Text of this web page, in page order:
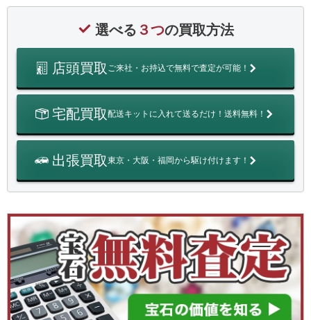
選べる ３つの買取方法
店頭買取 ご来社・お持込で無料で査定が可能！
宅配買取配送キットに入れて送るだけ！送料無料！
出張買取東京・大阪・福岡から駆け付けます！